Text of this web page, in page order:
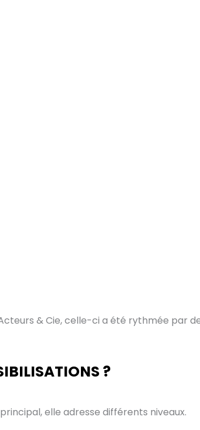
& Cie, celle-ci a été rythmée par
?
elle adresse différents niveaux.